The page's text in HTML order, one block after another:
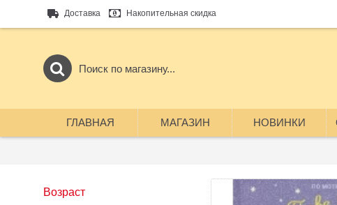
Доставка Накопительная скидка
ГЛАВНАЯ МАГАЗИН НОВИНКИ
Возраст